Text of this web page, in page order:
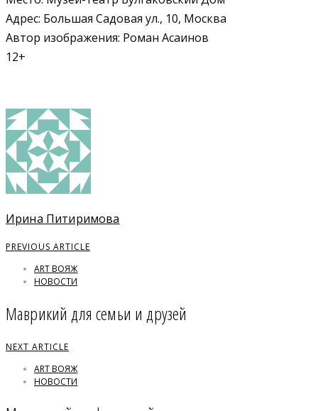
Адрес: Большая Садовая ул., 10, Москва
Автор изображения: Роман Асаинов
12+
Ирина Питиримова
PREVIOUS ARTICLE
ART ВОЯЖ
НОВОСТИ
Маврикий для семьи и друзей
NEXT ARTICLE
ART ВОЯЖ
НОВОСТИ